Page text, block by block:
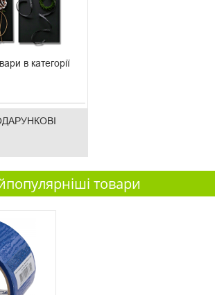
в категорії
товари